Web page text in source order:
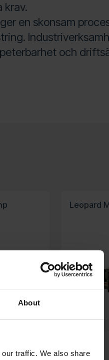
About
traffic. We also share
krav.
en skonsam
och
Leopard